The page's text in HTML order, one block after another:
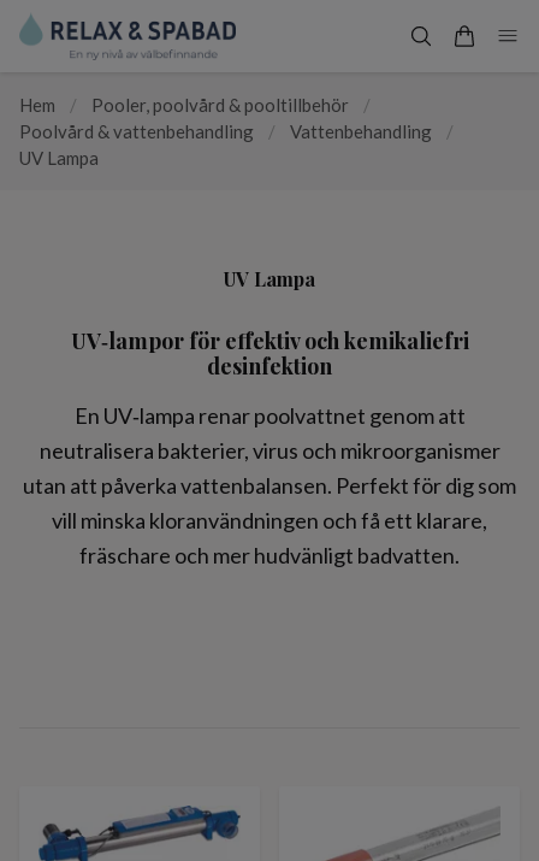
Hem / Pooler, poolvård & pooltillbehör
/
Poolvård & vattenbehandling
/ Vattenbehandling
/
UV Lampa
UV Lampa
UV‑lampor för effektiv och kemikaliefri
desinfektion
En UV‑lampa renar poolvattnet genom att
neutralisera bakterier, virus och mikroorganismer
utan att påverka vattenbalansen. Perfekt för dig som
vill minska kloranvändningen och få ett klarare,
fräschare och mer hudvänligt badvatten.